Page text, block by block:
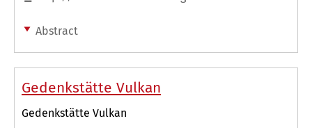
Abstract
Gedenkstätte Vulkan
Gedenkstätte Vulkan